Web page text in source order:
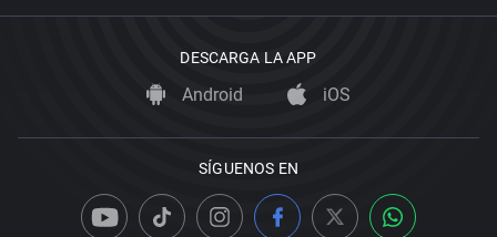
DESCARGA LA APP
Android iOS
SÍGUENOS EN